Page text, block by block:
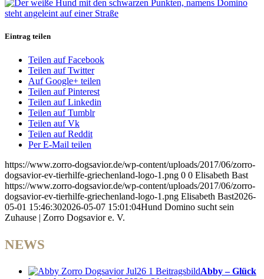
Eintrag teilen
Teilen auf Facebook
Teilen auf Twitter
Auf Google+ teilen
Teilen auf Pinterest
Teilen auf Linkedin
Teilen auf Tumblr
Teilen auf Vk
Teilen auf Reddit
Per E-Mail teilen
https://www.zorro-dogsavior.de/wp-content/uploads/2017/06/zorro-
dogsavior-ev-tierhilfe-griechenland-logo-1.png 0 0 Elisabeth Bast
https://www.zorro-dogsavior.de/wp-content/uploads/2017/06/zorro-
dogsavior-ev-tierhilfe-griechenland-logo-1.png Elisabeth Bast2026-
05-01 15:46:302026-05-07 15:01:04Hund Domino sucht sein
Zuhause | Zorro Dogsavior e. V.
NEWS
Abby – Glück